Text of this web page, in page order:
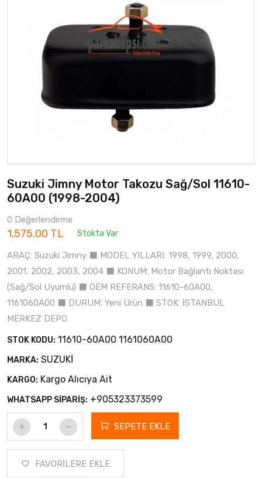
Suzuki Jimny Motor Takozu Sağ/Sol 11610-
60A00 (1998-2004)
0 Değerlendirme
1,575.00 TL Stokta Var
ARAÇ: Suzuki Jimny ⬛ MODEL YILLARI: 1998, 1999, 2000,
2001, 2002, 2003, 2004 ⬛ KONUM: Motor Bağlantı Noktası
(Sağ/Sol Uyumlu) ⬛ OEM REFERANS: 11610-60A00,
1161060A00 ⬛ DURUM: Yeni Ürün ⬛ STOK: İSTANBUL
MERKEZ DEPO
STOK KODU: 11610-60A00 1161060A00
MARKA: SUZUKİ
KARGO: Kargo Alıcıya Ait
WHATSAPP SİPARİŞ: +905323373599
SEPETE EKLE
FAVORİLERE EKLE